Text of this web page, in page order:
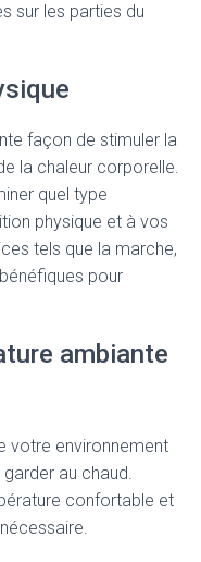
sur les parties du
façon de stimuler la
la chaleur corporelle.
quel type
physique et à vos
tels que la marche,
pour
ambiante
votre environnement
au chaud.
confortable et